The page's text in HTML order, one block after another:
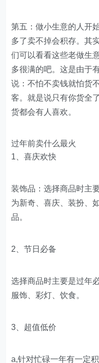
第五：做小生意的人开
多了卖不掉会积存。其
们可以看看这些老做生
多很满的吧。这是由于
说：不怕不卖钱就怕货
客。就是说只有你货全
货都会有人喜欢。
过年前卖什么最火
1、喜庆欢快
装饰品：选择商品时主
为新奇、喜庆、装扮、
品。
2、节日必备
选择商品时主要是过年
服饰、彩灯、饮食。
3、超值低价
a,针对忙碌一年有一定